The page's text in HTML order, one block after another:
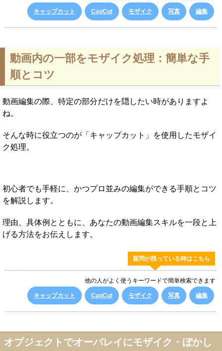
キャップカット CapCut モザイク 写真 編集
動画内の一部をモザイク処理：簡単な手
順とコツ
動画編集の際、特定の部分だけを隠したい時がありますよ
ね。
そんな時に役立つのが「キャップカット」を使用したモザイ
ク処理。
初心者でも手軽に、かつプロ並みの編集ができる手順とコツ
を解説します。
理由、具体例とともに、あなたの動画編集スキルを一段と上
げる方法をお伝えします。
疑問が残っている時はこちら
他の人がよく使うキーワードで簡単検索できます
キャップカット CapCut モザイク 写真 編集
オブジェクトでオーバレイにモザイク・ぼかし